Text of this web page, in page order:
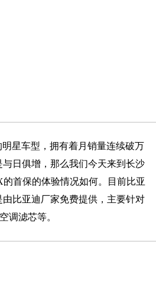
星车型，拥有着月销量连续破万
日俱增，那么我们今天来到长沙
首保的体验情况如何。目前比亚
比亚迪厂家免费提供，主要针对
调滤芯等。